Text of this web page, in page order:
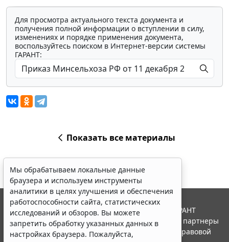
Для просмотра актуального текста документа и
получения полной информации о вступлении в силу,
изменениях и порядке применения документа,
воспользуйтесь поиском в Интернет-версии системы
ГАРАНТ:
Показать все материалы
Мы обрабатываем локальные данные
браузера и используем инструменты
аналитики в целях улучшения и обеспечения
работоспособности сайта, статистических
исследований и обзоров. Вы можете
запретить обработку указанных данных в
настройках браузера. Пожалуйста,
© ООО "НПП "ГАРАНТ-СЕРВИС", 2026. Система ГАРАНТ
выпускается с 1990 года. Компания "Гарант" и ее партнеры
являются участниками Российской ассоциации правовой